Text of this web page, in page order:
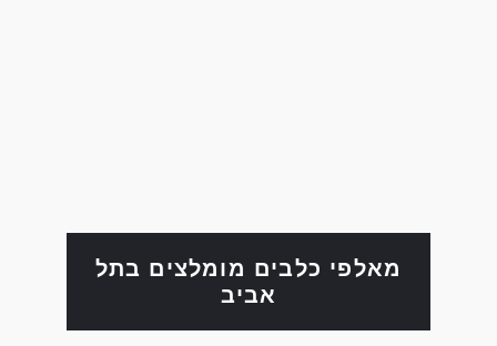
מאלפי כלבים מומלצים בתל
אביב